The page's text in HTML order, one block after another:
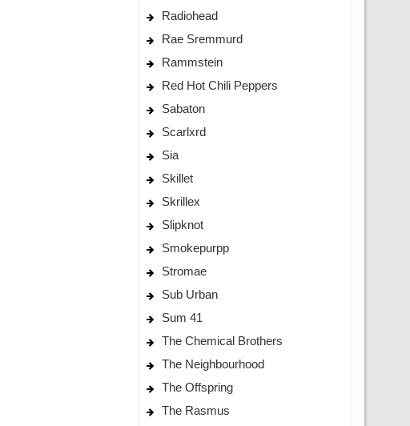
Radiohead
Rae Sremmurd
Rammstein
Red Hot Chili Peppers
Sabaton
Scarlxrd
Sia
Skillet
Skrillex
Slipknot
Smokepurpp
Stromae
Sub Urban
Sum 41
The Chemical Brothers
The Neighbourhood
The Offspring
The Rasmus